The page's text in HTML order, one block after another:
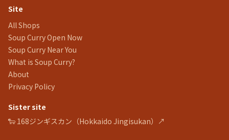
Site
All Shops
Soup Curry Open Now
Soup Curry Near You
What is Soup Curry?
About
Privacy Policy
Sister site
🐑 168ジンギスカン（Hokkaido Jingisukan）↗